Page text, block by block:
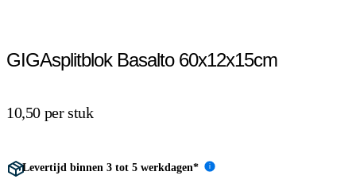
GIGAsplitblok Basalto 60x12x15cm
10,50 per stuk
Levertijd binnen 3 tot 5 werkdagen* i